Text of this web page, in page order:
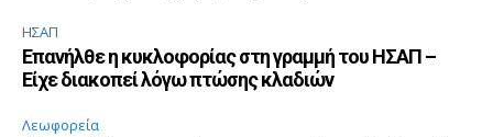
ΗΣΑΠ
Επανήλθε η κυκλοφορίας στη γραμμή του ΗΣΑΠ –
Είχε διακοπεί λόγω πτώσης κλαδιών
Λεωφορεία